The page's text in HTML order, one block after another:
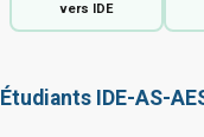
vers IDE
Étudiants IDE-AS-